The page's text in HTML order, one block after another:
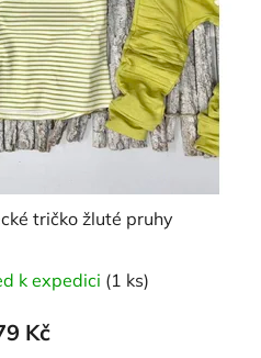
tričko žluté pruhy
k expedici (1 ks)
Kč